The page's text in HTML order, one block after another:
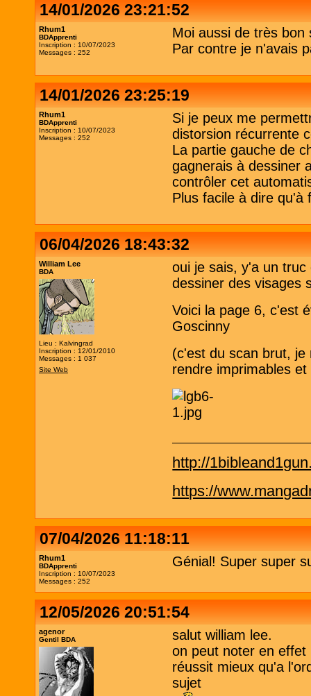
14/01/2026 23:21:52
Rhum1
BDApprenti
Inscription : 10/07/2023
Messages : 252
Moi aussi de très bon
Par contre je n'avais
14/01/2026 23:25:19
Rhum1
BDApprenti
Inscription : 10/07/2023
Messages : 252
Si je peux me
distorsion récurrente
La partie gauche de
gagnerais à dessiner
contrôler cet
Plus facile à dire qu'à
06/04/2026 18:43:32
William Lee
BDA
Lieu : Kalvingrad
Inscription : 12/01/2010
Messages : 1 037
Site Web
oui je sais, y'a un
dessiner des
Voici la page 6, c'est
Goscinny
(c'est du scan brut, je
rendre imprimables
http://
https://
07/04/2026 11:18:11
Rhum1
BDApprenti
Inscription : 10/07/2023
Messages : 252
Génial! Super super
12/05/2026 20:51:54
agenor
Gentil BDA
salut william lee.
on peut noter en
réussit mieux qu'a
sujet